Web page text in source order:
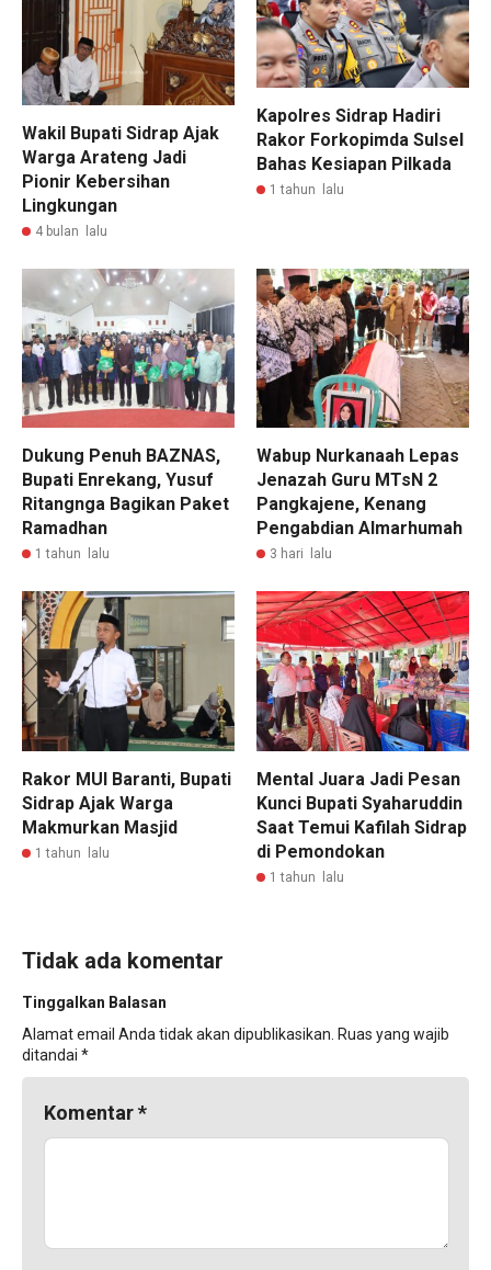
Wakil Bupati Sidrap Ajak
Warga Arateng Jadi
Pionir Kebersihan
Lingkungan
4 bulan lalu
Kapolres Sidrap Hadiri
Rakor Forkopimda Sulsel
Bahas Kesiapan Pilkada
1 tahun lalu
Dukung Penuh BAZNAS,
Bupati Enrekang, Yusuf
Ritangnga Bagikan Paket
Ramadhan
1 tahun lalu
Wabup Nurkanaah Lepas
Jenazah Guru MTsN 2
Pangkajene, Kenang
Pengabdian Almarhumah
3 hari lalu
Rakor MUI Baranti, Bupati
Sidrap Ajak Warga
Makmurkan Masjid
1 tahun lalu
Mental Juara Jadi Pesan
Kunci Bupati Syaharuddin
Saat Temui Kafilah Sidrap
di Pemondokan
1 tahun lalu
Tidak ada komentar
Tinggalkan Balasan
Alamat email Anda tidak akan dipublikasikan. Ruas yang wajib
ditandai *
Komentar*